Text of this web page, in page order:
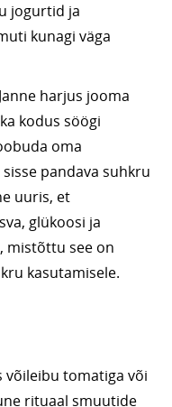
jogurtid ja
kunagi väga
harjus jooma
kodus söögi
oma
pandava suhkru
uuris, et
glükoosi ja
mistõttu see on
kasutamisele.
võileibu tomatiga või
rituaal smuutide